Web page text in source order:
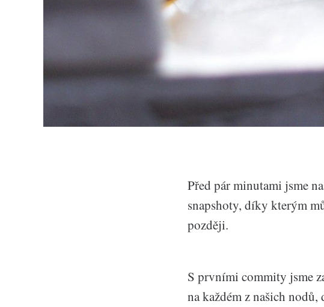
Před pár minutami jsme
snapshoty, díky kterým
později.
S prvními commity jsme
na každém z našich